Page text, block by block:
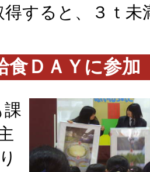
得すると、３ｔ
ＤＡＹに参加
課